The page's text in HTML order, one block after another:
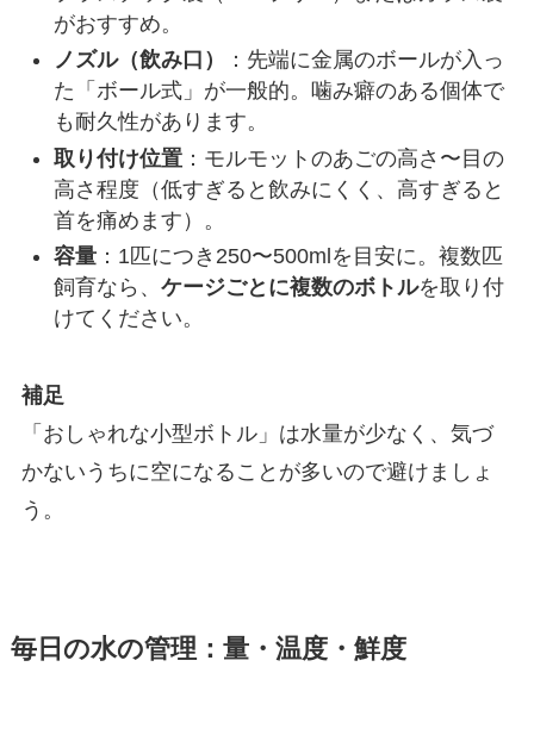
がおすすめ。
ノズル（飲み口）
：先端に金属のボールが入っ
た「ボール式」が一般的。噛み癖のある個体で
も耐久性があります。
取り付け位置：モルモットのあごの高さ〜目の
高さ程度（低すぎると飲みにくく、高すぎると
首を痛めます）。
容量：1匹につき250〜500mlを目安に。複数匹
飼育なら、 ケージごとに複数のボトルを取り付
けてください。
補足
「おしゃれな小型ボトル」は水量が少なく、気づ
かないうちに空になることが多いので避けましょ
う。
毎日の水の管理：量・温度・鮮度